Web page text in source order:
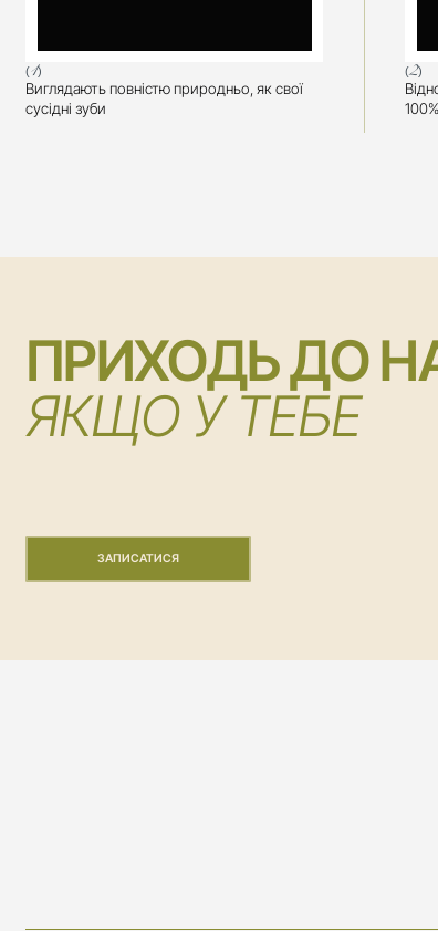
(1)
Виглядають повністю природньо, як свої
сусідні зуби
(2)
ПРИХОДЬ ДО
ЯКЩО У ТЕБЕ
ЗАПИСАТИСЯ